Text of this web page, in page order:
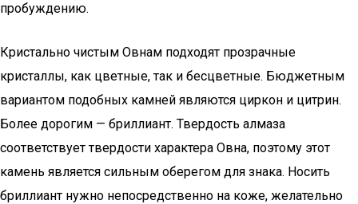
пробуждению.
Кристально чистым Овнам подходят прозрачные
кристаллы, как цветные, так и бесцветные. Бюджетным
вариантом подобных камней являются циркон и цитрин.
Более дорогим — бриллиант. Твердость алмаза
соответствует твердости характера Овна, поэтому этот
камень является сильным оберегом для знака. Носить
бриллиант нужно непосредственно на коже, желательно